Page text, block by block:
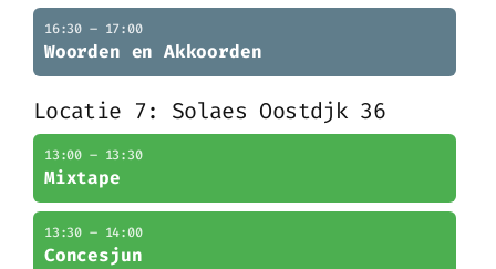
16:30 – 17:00
Woorden en Akkoorden
Locatie 7: Solaes Oostdjk 36
13:00 – 13:30
Mixtape
13:30 – 14:00
Concesjun